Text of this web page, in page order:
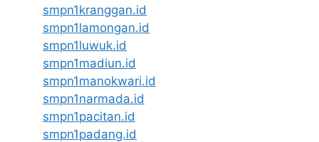
smpn1kranggan.id
smpn1lamongan.id
smpn1luwuk.id
smpn1madiun.id
smpn1manokwari.id
smpn1narmada.id
smpn1pacitan.id
smpn1padang.id